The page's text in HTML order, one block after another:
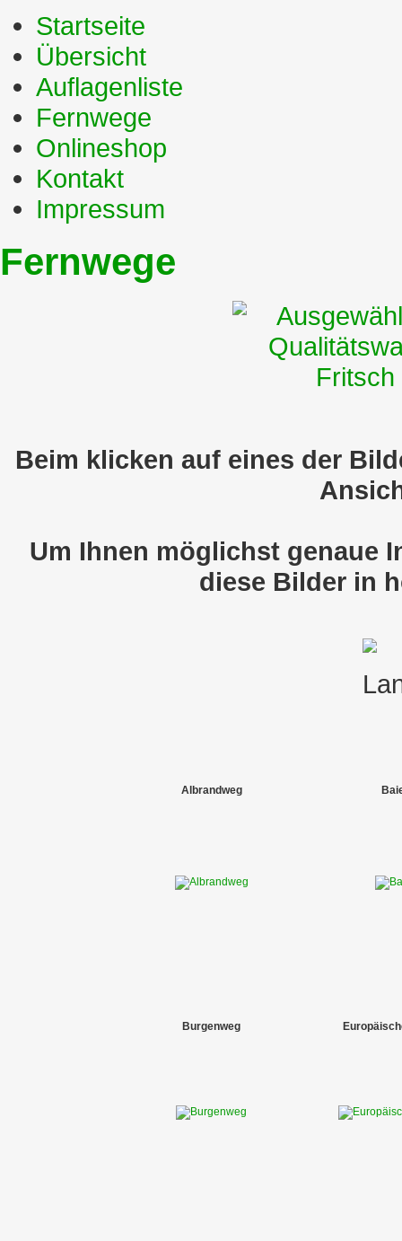
Startseite
Übersicht
Auflagenliste
Fernwege
Onlineshop
Kontakt
Impressum
Fernwege
Beim klicken auf eines der
Um Ihnen möglichst genaue
diese Bilder in
Albrandweg
Burgenweg